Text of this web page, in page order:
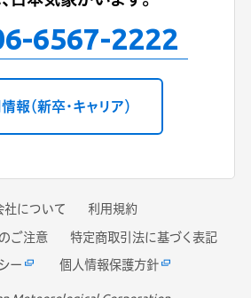
6567-2222
報（新卒・キャリア）
社について
利用規約
ご注意
特定商取引法に基づく表記
ー
個人情報保護方針